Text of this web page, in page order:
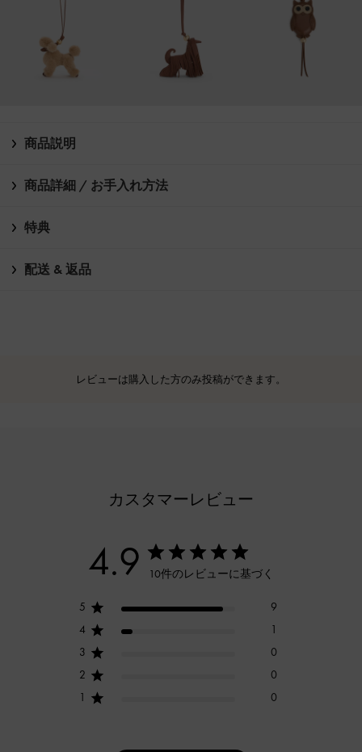
商品説明
商品詳細 / お手入れ方法
特典
配送 & 返品
レビューは購入した方のみ投稿ができます。
カスタマーレビュー
4.9 10件のレビューに基づく
5
9
4
1
3
0
2
0
1
0